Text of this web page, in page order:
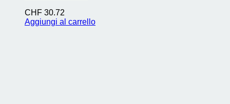
CHF 30.72
Aggiungi al carrello